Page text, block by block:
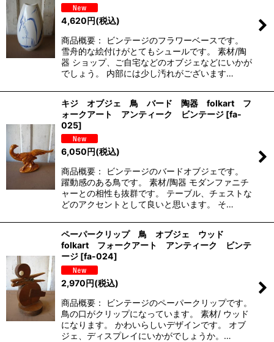
4,620円(税込)
商品概要： ビンテージのフラワーベースです。
雪舟的な絵付けがとてもシュールです。 素材/陶
器 ショップ、ご自宅などのオブジェなどにいかが
でしょう。 内部には少し汚れがございます…
キジ オブジェ 鳥 バード 陶器 folkart フ
ォークアート アンティーク ビンテージ [fa-
025]
6,050円(税込)
商品概要： ビンテージのバードオブジェです。
躍動感のある鳥です。 素材/陶器 モダンファニチ
ャーとの相性も抜群です。 テーブル、チェストな
どのアクセントとして良いと思います。 そ…
ペーパークリップ 鳥 オブジェ ウッド
folkart フォークアート アンティーク ビンテ
ージ [fa-024]
2,970円(税込)
商品概要： ビンテージのペーパークリップです。
鳥の口がクリップになっています。 素材/ ウッド
になります。 かわいらしいデザインです。 オブ
ジェ、ディスプレイにいかがでしょうか。…